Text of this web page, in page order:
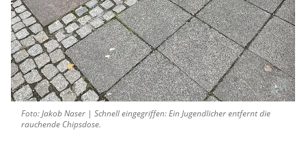
Foto: Jakob Naser | Schnell eingegriffen: Ein Jugendlicher entfernt die
rauchende Chipsdose.